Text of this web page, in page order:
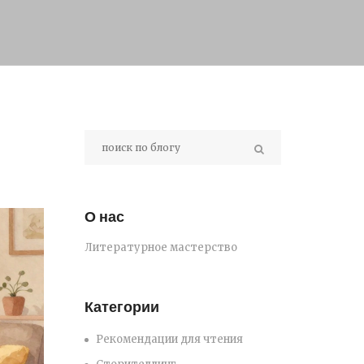
О нас
Литературное мастерство
Категории
Рекомендации для чтения